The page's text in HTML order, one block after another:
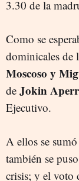
3.30 de la
Como se
dominicales de
Moscoso y
de Jokin
Ejecutivo.
A ellos se
también se
crisis; y el voto